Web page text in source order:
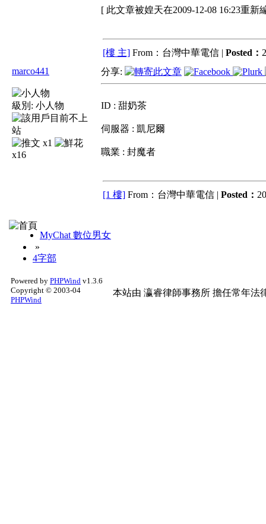
[ 此文章被媓天在2009-12-08 16:23重新
[樓 主] From：台灣中華電信 | Posted：
marco441
級別: 小人物
x1
x16
分享:
ID : 甜奶茶
伺服器 : 凱尼爾
職業 : 封魔者
[1 樓] From：台灣中華電信 | Posted：
MyChat 數位男女
»
4字部
Powered by PHPWind v1.3.6
Copyright © 2003-04
PHPWind
本站由 瀛睿律師事務所 擔任常年法